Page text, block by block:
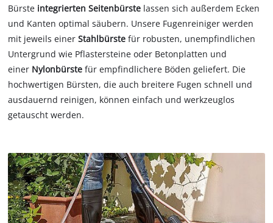
Bürste integrierten Seitenbürste lassen sich außerdem Ecken
und Kanten optimal säubern. Unsere Fugenreiniger werden
mit jeweils einerStahlbürstefür robusten, unempfindlichen
Untergrund wie Pflastersteine oder Betonplatten und
einer Nylonbürstefür empfindlichere Böden geliefert. Die
hochwertigen Bürsten, die auch breitere Fugen schnell und
ausdauernd reinigen, können einfach und werkzeuglos
getauscht werden.